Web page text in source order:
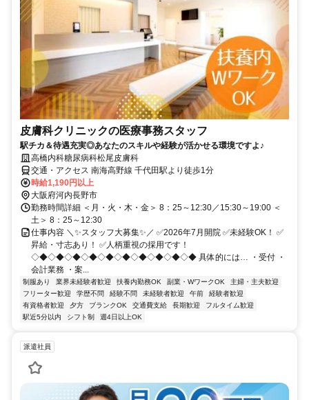
皮膚科クリニックの医療事務スタッフ
駅チカ＆待遇充実◎あなたのスキルや経験が活かせる環境ですよ♪
高橋内科糖尿病科松尾皮膚科
交通・アクセス 南海高野線 千代田駅より徒歩1分
時給1,190円以上
大阪府河内長野市
勤務時間詳細 ＜月・火・木・金＞ 8：25～12:30／15:30～19:00 ＜
土＞ 8：25～12:30
仕事内容 ＼✨スタッフ大募集✨／ ✅2026年7月開院 ✅未経験OK！ ✅
昇給・寸志あり！ ✅人柄重視の採用です！
◇◆◇◆◇◆◇◆◇◆◇◆◇◆◇◆◇◆◇◆ 具体的には… ・受付 ・
会計業務 ・案...
制服あり 業界未経験者歓迎 扶養内勤務OK 副業・WワークOK
主婦・主夫歓迎
フリーター歓迎
学歴不問 経験不問 未経験者歓迎 午前
経験者歓迎
有資格者歓迎
夕方 ブランクOK 交通費支給 長期歓迎
フルタイム歓迎
駅近5分以内
シフト制 週4日以上OK
派遣社員